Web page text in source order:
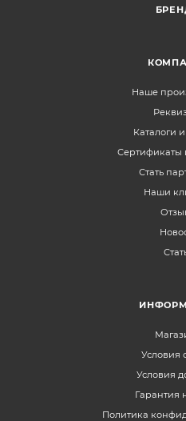
Наше
Каталоги
Сертификаты
Стать
Наши
Условия
Условия
Гарантия
Политика